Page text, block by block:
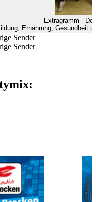
Extragramm -
Ernährung, Gesundheit
Sender
Sender